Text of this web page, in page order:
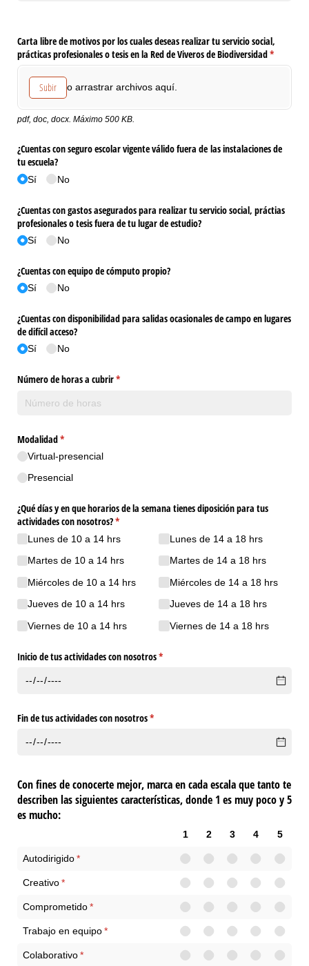
Carta libre de motivos por los cuales deseas realizar tu servicio social,
prácticas profesionales o tesis en la Red de Viveros de Biodiversidad*
(necesario)
Subir o arrastrar archivos aquí.
pdf, doc, docx. Máximo 500 KB.
¿Cuentas con seguro escolar vigente válido fuera de las instalaciones de
tu escuela?
Sí No
¿Cuentas con gastos asegurados para realizar tu servicio social, práctias
profesionales o tesis fuera de tu lugar de estudio?
Sí No
¿Cuentas con equipo de cómputo propio?
Sí No
¿Cuentas con disponibilidad para salidas ocasionales de campo en lugares
de difícil acceso?
Sí No
Número de horas a cubrir*
(necesario)
Modalidad*
(necesario)
Virtual-presencial
Presencial
¿Qué días y en que horarios de la semana tienes diposición para tus
actividades con nosotros?*
(necesario)
Lunes de 10 a 14 hrs
Martes de 10 a 14 hrs
Miércoles de 10 a 14 hrs
Jueves de 10 a 14 hrs
Viernes de 10 a 14 hrs
Lunes de 14 a 18 hrs
Martes de 14 a 18 hrs
Miércoles de 14 a 18 hrs
Jueves de 14 a 18 hrs
Viernes de 14 a 18 hrs
Inicio de tus actividades con nosotros*
(necesario)
Fin de tus actividades con nosotros*
(necesario)
Con fines de conocerte mejor, marca en cada escala que tanto te
describen las siguientes características, donde 1 es muy poco y 5
es mucho:
1 2 3 4 5
Autodirigido*
(necesario)
Creativo*
(necesario)
Comprometido*
(necesario)
Trabajo en equipo*
(necesario)
Colaborativo*
(necesario)